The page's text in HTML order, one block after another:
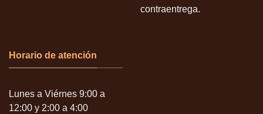
contraentrega.
Horario de atención
Lunes a Viérnes 9:00 a
12:00 y 2:00 a 4:00